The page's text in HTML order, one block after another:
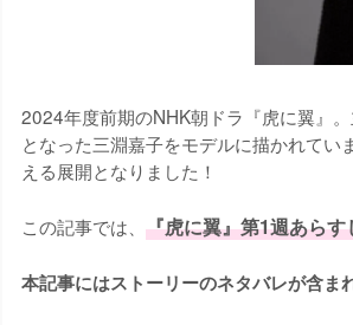
2024年度前期のNHK朝ドラ『虎に翼』
となった三淵嘉子をモデルに描かれて
える展開となりました！
この記事では、 『虎に翼』第1週あら
本記事にはストーリーのネタバレが含ま